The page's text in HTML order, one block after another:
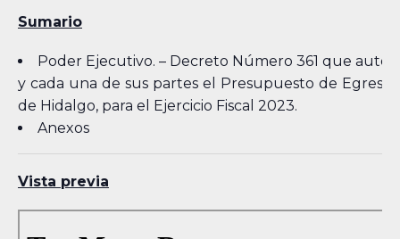
Sumario
Poder Ejecutivo. – Decreto Número 361 que
y cada una de sus partes el Presupuesto de
de Hidalgo, para el Ejercicio Fiscal 2023.
Anexos
Vista previa